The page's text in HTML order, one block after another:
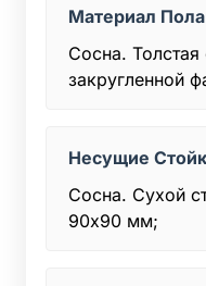
Материал
Сосна. Толстая
закругленной
Несущие
Сосна. Сухой
90х90 мм;